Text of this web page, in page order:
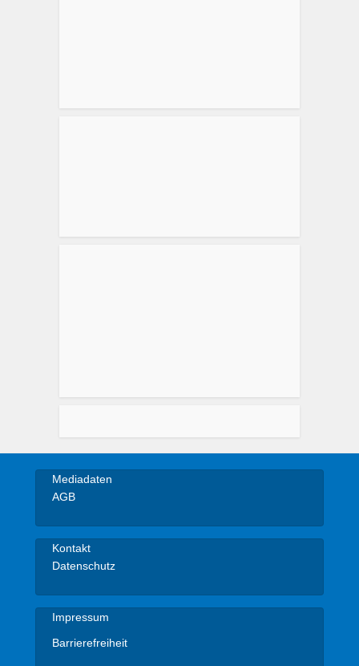
Mediadaten
AGB
Kontakt
Datenschutz
Impressum
Barrierefreiheit